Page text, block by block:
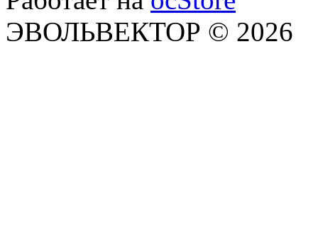
ЭВОЛЬВЕКТОР © 2026